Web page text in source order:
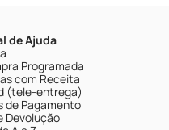
de Ajuda
Programada
com Receita
(tele-entrega)
de Pagamento
Devolução